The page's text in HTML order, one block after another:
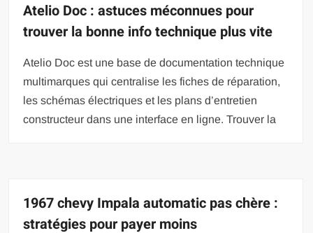
Atelio Doc : astuces méconnues pour
trouver la bonne info technique plus vite
Atelio Doc est une base de documentation technique
multimarques qui centralise les fiches de réparation,
les schémas électriques et les plans d’entretien
constructeur dans une interface en ligne. Trouver la
1967 chevy Impala automatic pas chère :
stratégies pour payer moins